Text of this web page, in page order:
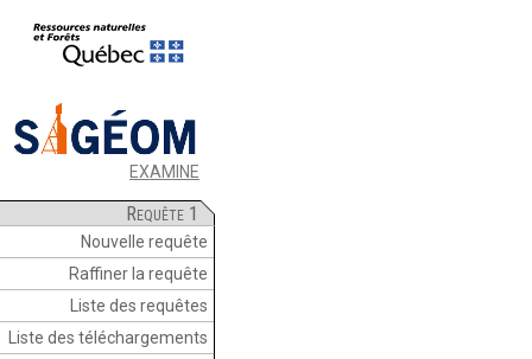
EXAMINE
Requête 1
Nouvelle requête
Raffiner la requête
Liste des requêtes
Liste des téléchargements